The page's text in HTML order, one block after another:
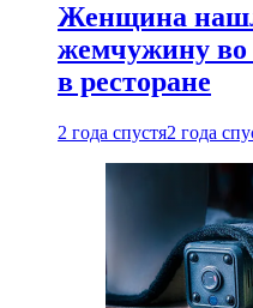
Женщина
жемчужину во
в ресторане
2 года спустя2 года